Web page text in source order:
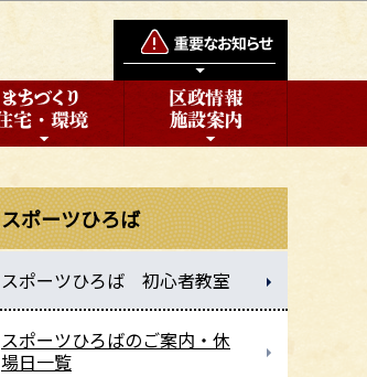
スポーツひろば
スポーツひろば 初心者教室
スポーツひろばのご案内・休
場日一覧